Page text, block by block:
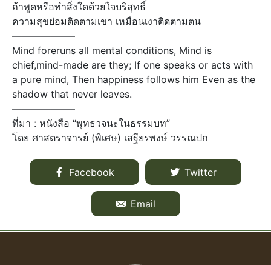
ถ้าพูดหรือทำสิ่งใดด้วยใจบริสุทธิ์
ความสุขย่อมติดตามเขา เหมือนเงาติดตามตน
——————–
Mind foreruns all mental conditions, Mind is
chief,mind-made are they; If one speaks or acts with
a pure mind, Then happiness follows him Even as the
shadow that never leaves.
——————–
ที่มา : หนังสือ “พุทธวจนะในธรรมบท”
โดย ศาสตราจารย์ (พิเศษ) เสฐียรพงษ์ วรรณปก
Facebook Twitter
Email